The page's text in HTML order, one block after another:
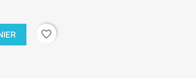
favorite_border